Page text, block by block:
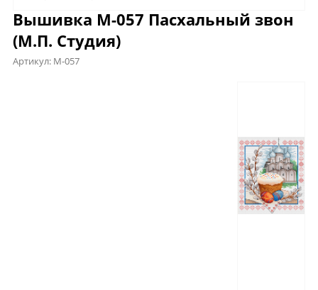
Вышивка М-057 Пасхальный звон
(М.П. Студия)
Артикул: М-057